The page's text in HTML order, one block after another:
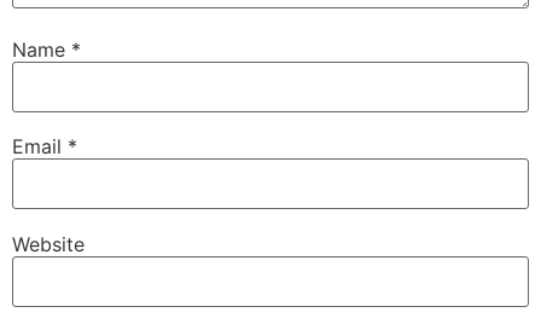
Name *
Email *
Website